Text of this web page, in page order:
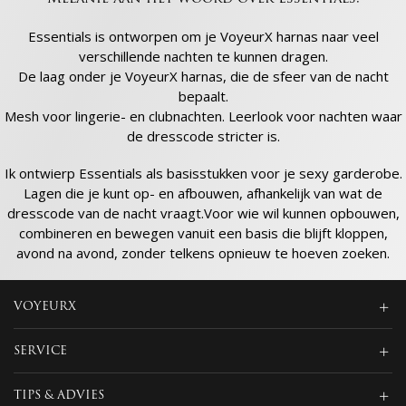
Essentials is ontworpen om je VoyeurX harnas naar veel
verschillende nachten te kunnen dragen.
De laag onder je VoyeurX harnas, die de sfeer van de nacht
bepaalt.
Mesh voor lingerie- en clubnachten. Leerlook voor nachten waar
de dresscode stricter is.
Ik ontwierp Essentials als basisstukken voor je sexy garderobe.
Lagen die je kunt op- en afbouwen, afhankelijk van wat de
dresscode van de nacht vraagt.Voor wie wil kunnen opbouwen,
combineren en bewegen vanuit een basis die blijft kloppen,
avond na avond, zonder telkens opnieuw te hoeven zoeken.
VOYEURX
SERVICE
TIPS & ADVIES